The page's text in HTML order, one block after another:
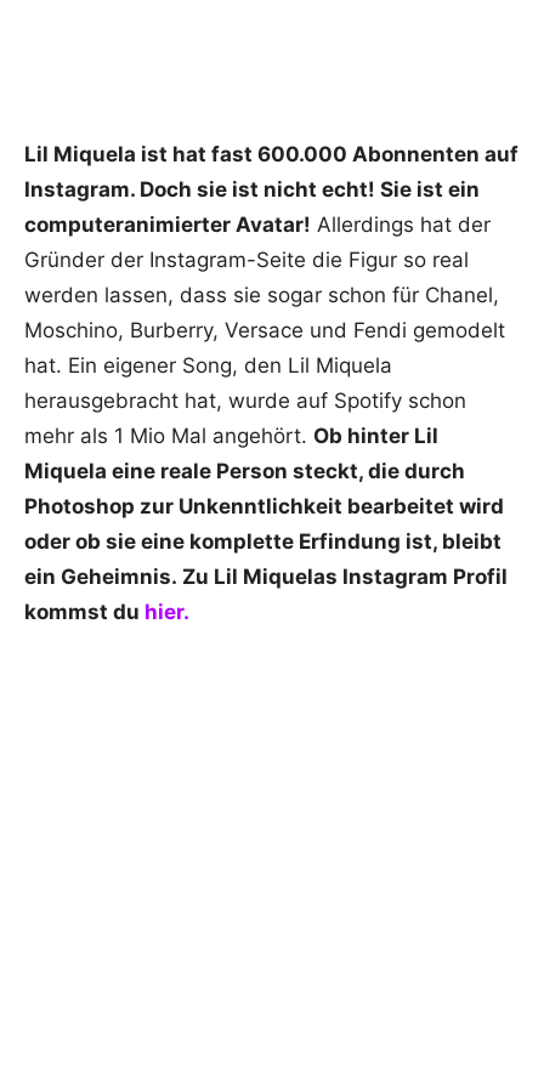
Lil Miquela ist hat fast 600.000 Abonnenten auf
Instagram. Doch sie ist nicht echt! Sie ist ein
computeranimierter Avatar! Allerdings hat der
Gründer der Instagram-Seite die Figur so real
werden lassen, dass sie sogar schon für Chanel,
Moschino, Burberry, Versace und Fendi gemodelt
hat. Ein eigener Song, den Lil Miquela
herausgebracht hat, wurde auf Spotify schon
mehr als 1 Mio Mal angehört. Ob hinter Lil
Miquela eine reale Person steckt, die durch
Photoshop zur Unkenntlichkeit bearbeitet wird
oder ob sie eine komplette Erfindung ist, bleibt
ein Geheimnis. Zu Lil Miquelas Instagram Profil
kommst du hier.